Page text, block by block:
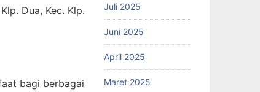
Dua, Kec. Klp.
bagi berbagai
Juli 2025
Juni 2025
April 2025
Maret 2025